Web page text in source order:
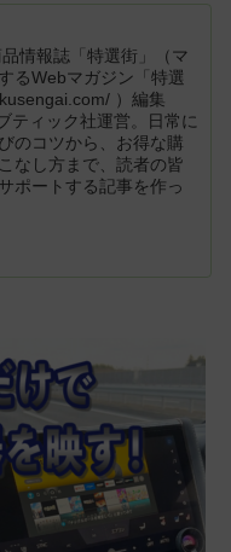
情報誌「特選街」（マ
るWebマガジン「特選
）編集
ティック社運営。日常に
のコツから、お得な購
なし方まで、読者の皆
ポートする記事を作っ